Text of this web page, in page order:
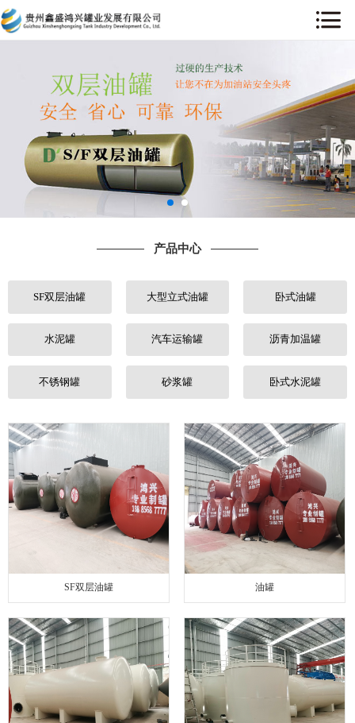
产品中心
SF双层油罐 大型立式油罐 卧式油罐
水泥罐 汽车运输罐 沥青加温罐
不锈钢罐 砂浆罐 卧式水泥罐
SF双层油罐 油罐
关于我们
产品中心
工程案例
售后服务
行业动态
人才招聘
联系我们